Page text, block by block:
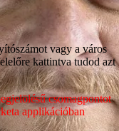
vagy a város
kattintva tudod azt
csomagpontot
applikációban